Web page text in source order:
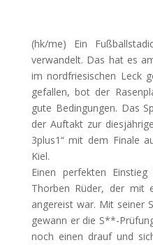
(hk/me) Ein
verwandelt. Das hat es
im nordfriesischen Leck
gefallen, bot der
gute Bedingungen. Das
der Auftakt zur
3plus1“ mit dem Finale
Kiel.
Einen perfekten
Thorben Rüder, der mit
angereist war. Mit seiner
gewann er die S**-
noch einen drauf und